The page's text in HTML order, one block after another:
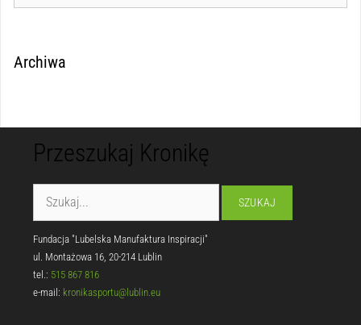
Archiwa
Przeszukaj Kronikę
Fundacja "Lubelska Manufaktura Inspiracji"
ul. Montażowa 16, 20-214 Lublin
tel.: 515 867 816
e-mail: kronikasportu@lublin.eu